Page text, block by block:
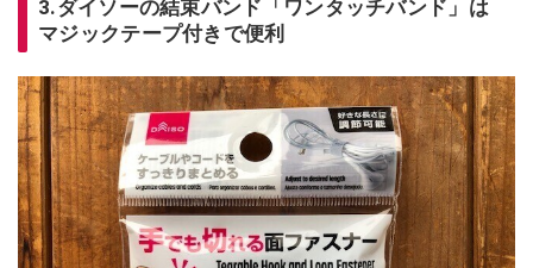
3.ダイソーの結束バンド「ワンタッチバンド」は
マジックテープ付きで便利